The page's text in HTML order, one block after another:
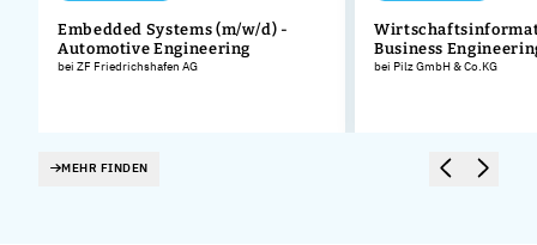
Embedded Systems (m/w/d) -
Automotive Engineering
bei ZF Friedrichshafen AG
Business
bei Pilz GmbH & Co.KG
MEHR FINDEN